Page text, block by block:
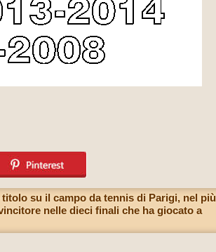
su il campo da tennis di Parigi, nel più
nelle dieci finali che ha giocato a